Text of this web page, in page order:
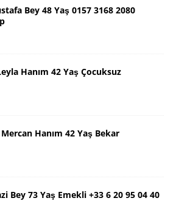
Bey 48 Yaş 0157 3168 2080
Hanım 42 Yaş Çocuksuz
Hanım 42 Yaş Bekar
Bey 73 Yaş Emekli +33 6 20 95 04 40